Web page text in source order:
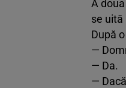
A
se uită
După
—
— Da.
—